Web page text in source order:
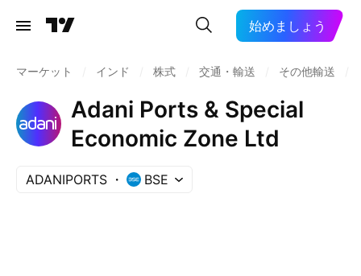
始めましょう
マーケット インド 株式 交通・輸送 その他輸送
Adani Ports & Special
Economic Zone Ltd
ADANIPORTS BSE